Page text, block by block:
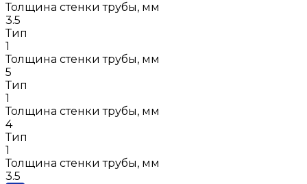
Толщина стенки трубы, мм
3.5
Тип
1
Толщина стенки трубы, мм
5
Тип
1
Толщина стенки трубы, мм
4
Тип
1
Толщина стенки трубы, мм
3.5